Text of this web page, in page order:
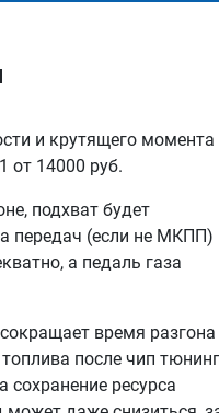
и крутящего момента
от 14000 руб.
подхват будет
передач (если не МКПП)
а педаль газа
время разгона
после чип
сохранение ресурса